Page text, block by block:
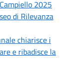
2025
di Rilevanza
chiarisce i
e ribadisce la